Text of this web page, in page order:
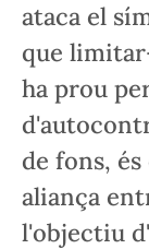
ataca el
que
ha prou
de fons,
aliança
l'objectiu